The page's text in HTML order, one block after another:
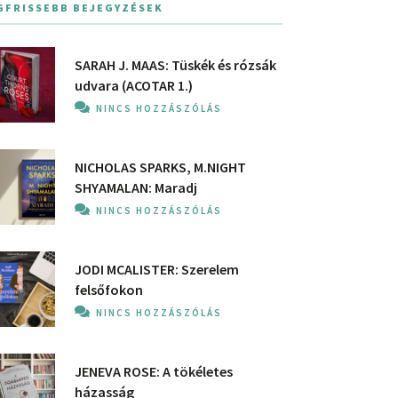
BEJEGYZÉSEK
SARAH J. MAAS: Tüskék és rózsák
udvara (ACOTAR 1.)
NINCS HOZZÁSZÓLÁS
NICHOLAS SPARKS, M.NIGHT
SHYAMALAN: Maradj
NINCS HOZZÁSZÓLÁS
JODI MCALISTER: Szerelem
felsőfokon
NINCS HOZZÁSZÓLÁS
JENEVA ROSE: A ​tökéletes
házasság